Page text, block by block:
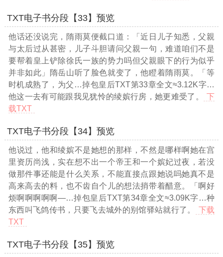
TXT电子书分段【33】预览
他话还没说完，隋雨莫便截口道：「近日儿子知悉，父親
与太后过从甚密，儿子斗胆请问父親一句，难道咱们不是
要帮着皇上铲除徐氏一族的势力吗但父親眼下的行为似乎
并非如此」隋岳山听了脸色就变了，他瞪着隋雨莫。「等
时机成熟了，为父 …掉包皇后TXT第33章全文≈3.12K字…
他这一去有可能跟我见犹怜的绫嫔行房，她更难受了。
下
载TXT
TXT电子书分段【34】预览
他说过，他和绫嫔不是她想的那样，不然是哪样啊她在宫
里资历尚浅，实在想不出一个帝王和一个嫔妃过夜，若没
做那件事还能是什么关系，不能直接点跟她说吗她真不是
高来高去的料，也不齿自个儿的想法捎带着醋意。「啊好
烦啊啊啊啊啊—…掉包皇后TXT第34章全文≈3.09K字…种
东西叫飞鸽传书，只要飞去城外的别馆驿站就行了。
下载
TXT
TXT电子书分段【35】预览